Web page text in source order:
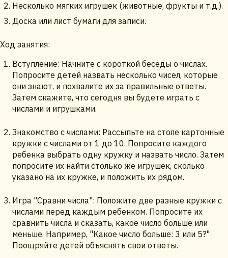
Несколько мягких игрушек (животные, фрукты и т.д.).
Доска или лист бумаги для записи.
Ход занятия:
Вступление: Начните с короткой беседы о числах.
Попросите детей назвать несколько чисел, которые
они знают, и похвалите их за правильные ответы.
Затем скажите, что сегодня вы будете играть с
числами и игрушками.
Знакомство с числами: Рассыпьте на столе картонные
кружки с числами от 1 до 10. Попросите каждого
ребенка выбрать одну кружку и назвать число. Затем
попросите их найти столько же игрушек, сколько
указано на их кружке, и положить их рядом.
Игра "Сравни числа": Положите две разные кружки с
числами перед каждым ребенком. Попросите их
сравнить числа и сказать, какое число больше или
меньше. Например, "Какое число больше: 3 или 5?"
Поощряйте детей объяснять свои ответы.